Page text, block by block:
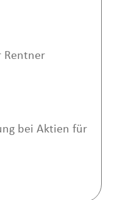
Rentner
bei Aktien für